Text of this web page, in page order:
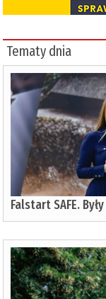
Tematy dnia
Falstart SAFE.